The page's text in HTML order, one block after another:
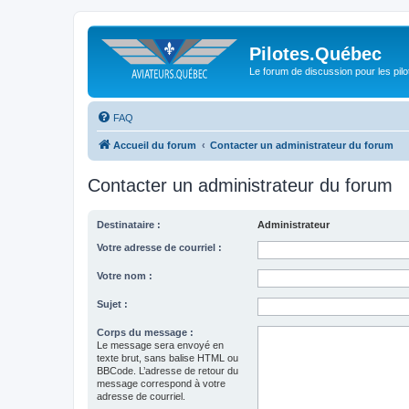
Pilotes.Québec
Le forum de discussion pour les
FAQ
Accueil du forum Contacter un administrateur du forum
Contacter un administrateur du forum
Destinataire : Administrateur
Votre adresse de courriel :
Votre nom :
Sujet :
Corps du message :
Le message sera envoyé en
texte brut, sans balise HTML ou
BBCode. L’adresse de retour du
message correspond à votre
adresse de courriel.